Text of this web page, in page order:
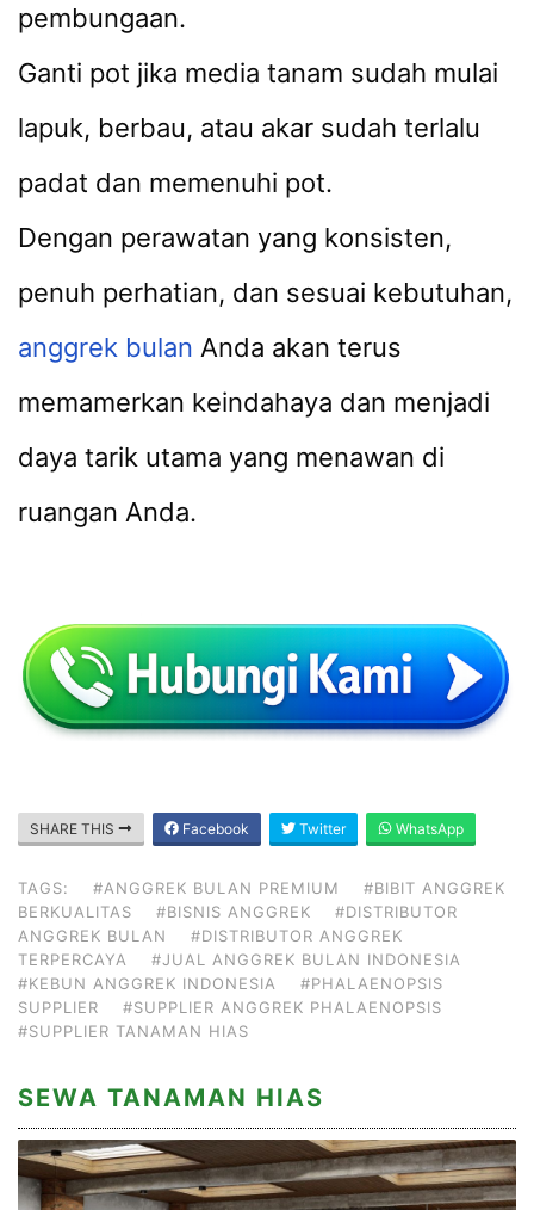
pembungaan.
Ganti pot jika media tanam sudah mulai
lapuk, berbau, atau akar sudah terlalu
padat dan memenuhi pot.
Dengan perawatan yang konsisten,
penuh perhatian, dan sesuai kebutuhan,
anggrek bulan Anda akan terus
memamerkan keindahaya dan menjadi
daya tarik utama yang menawan di
ruangan Anda.
SHARE THIS Facebook Twitter WhatsApp
TAGS: #ANGGREK BULAN PREMIUM
#BIBIT ANGGREK
BERKUALITAS
#BISNIS ANGGREK
#DISTRIBUTOR
ANGGREK BULAN
#DISTRIBUTOR ANGGREK
TERPERCAYA
#JUAL ANGGREK BULAN INDONESIA
#KEBUN ANGGREK INDONESIA
#PHALAENOPSIS
SUPPLIER
#SUPPLIER ANGGREK PHALAENOPSIS
#SUPPLIER TANAMAN HIAS
SEWA TANAMAN HIAS